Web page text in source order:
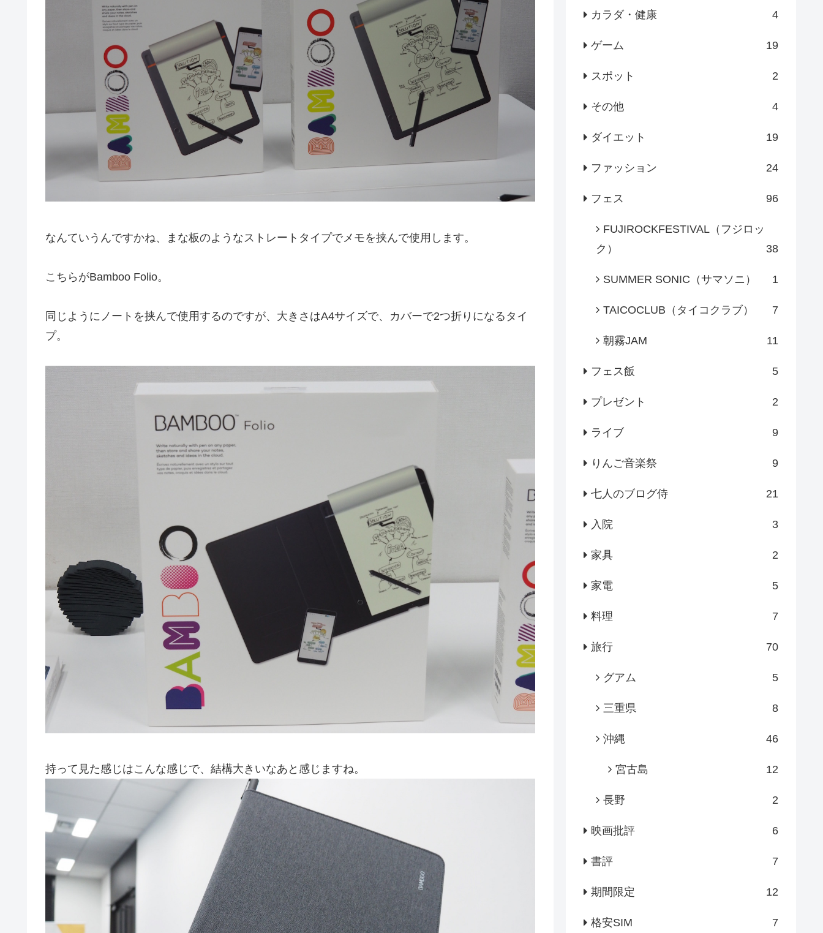
なんていうんですかね、まな板のようなストレートタイプでメモを挟んで使用します。
こちらがBamboo Folio。
同じようにノートを挟んで使用するのですが、大きさはA4サイズで、カバーで2つ折りになるタイ
プ。
持って見た感じはこんな感じで、結構大きいなあと感じますね。
カラダ・健康 4
ゲーム 19
スポット 2
その他 4
ダイエット 19
ファッション 24
フェス 96
FUJIROCKFESTIVAL（フジロッ
ク）
38
SUMMER SONIC（サマソニ） 1
TAICOCLUB（タイコクラブ） 7
朝霧JAM 11
フェス飯 5
プレゼント 2
ライブ 9
りんご音楽祭 9
七人のブログ侍 21
入院 3
家具 2
家電 5
料理 7
旅行 70
グアム 5
三重県 8
沖縄 46
宮古島 12
長野 2
映画批評 6
書評 7
期間限定 12
格安SIM 7